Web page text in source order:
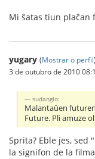
Mi ŝatas tiun plaĉan
yugary (Mostrar o perfil)
3 de outubro de 2010
sudanglo:
Malantaŭen
Future. Pli amuze
Sprita? Eble jes,
la signifon de la